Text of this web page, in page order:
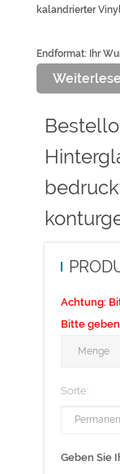
kalandrierter
Endformat: Ihr
Datenformat:
- Max. Höhe an
300 dpi)
Für den
Linie mit einer
Achtung:
Bitte
MengeMenge
Sorte:
Geben Sie